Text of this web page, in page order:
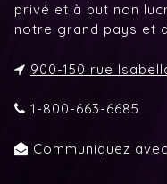
privé et à but non
notre grand pays et
900-150 rue
1-800-663-6685
Communiquez